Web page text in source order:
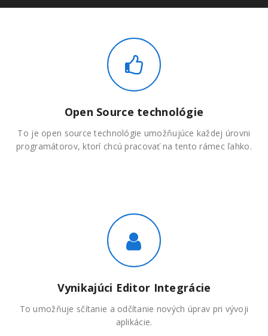
Open Source technológie
To je open source technológie umožňujúce každej úrovni
programátorov, ktorí chcú pracovať na tento rámec ľahko.
Vynikajúci Editor Integrácie
To umožňuje sčítanie a odčítanie nových úprav pri vývoji
aplikácie.